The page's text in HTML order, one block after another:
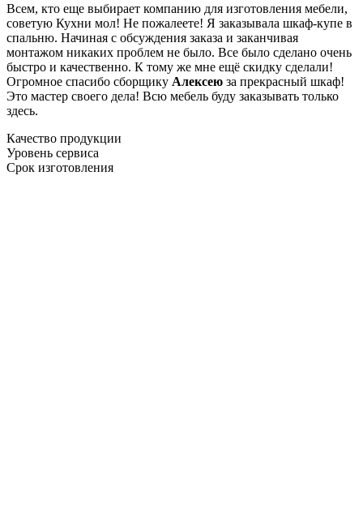
Всем, кто еще выбирает компанию для изготовления мебели,
советую Кухни мол! Не пожалеете! Я заказывала шкаф-купе в
спальню. Начиная с обсуждения заказа и заканчивая
монтажом никаких проблем не было. Все было сделано очень
быстро и качественно. К тому же мне ещё скидку сделали!
Огромное спасибо сборщику Алексею за прекрасный шкаф!
Это мастер своего дела! Всю мебель буду заказывать только
здесь.
Качество продукции
Уровень сервиса
Срок изготовления